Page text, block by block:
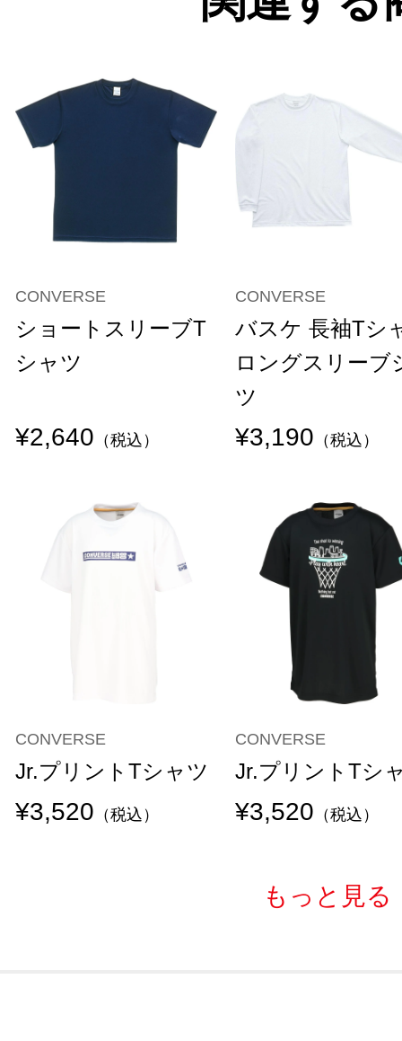
CONVERSE
ショートスリーブT
シャツ
¥2,640 （税込）
CONVERSE
バスケ 長袖Tシ
ロングスリーブ
ツ
¥3,190 （税込）
CONVERSE
Jr.プリントTシャツ
¥3,520 （税込）
CONVERSE
Jr.プリントTシ
¥3,520 （税込）
もっと見る